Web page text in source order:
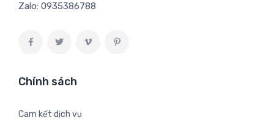
Zalo: 0935386788
Chính sách
Cam kết dịch vụ